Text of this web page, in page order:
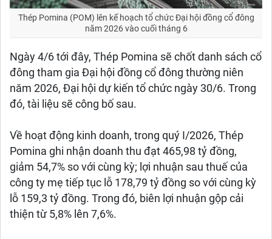
Thép Pomina (POM) lên kế hoạch tổ chức Đại hội đồng cổ đông
năm 2026 vào cuối tháng 6
Ngày 4/6 tới đây, Thép Pomina sẽ chốt danh sách cổ
đông tham gia Đại hội đồng cổ đông thường niên
năm 2026, Đại hội dự kiến tổ chức ngày 30/6. Trong
đó, tài liệu sẽ công bố sau.
Về hoạt động kinh doanh, trong quý I/2026, Thép
Pomina ghi nhận doanh thu đạt 465,98 tỷ đồng,
giảm 54,7% so với cùng kỳ; lợi nhuận sau thuế của
công ty mẹ tiếp tục lỗ 178,79 tỷ đồng so với cùng kỳ
lỗ 159,3 tỷ đồng. Trong đó, biên lợi nhuận gộp cải
thiện từ 5,8% lên 7,6%.